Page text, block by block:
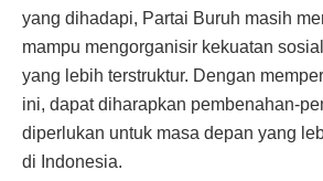
yang dihadapi, Partai Buruh masih
mampu mengorganisir kekuatan
yang lebih terstruktur. Dengan
ini, dapat diharapkan pembenahan-
diperlukan untuk masa depan yang
di Indonesia.